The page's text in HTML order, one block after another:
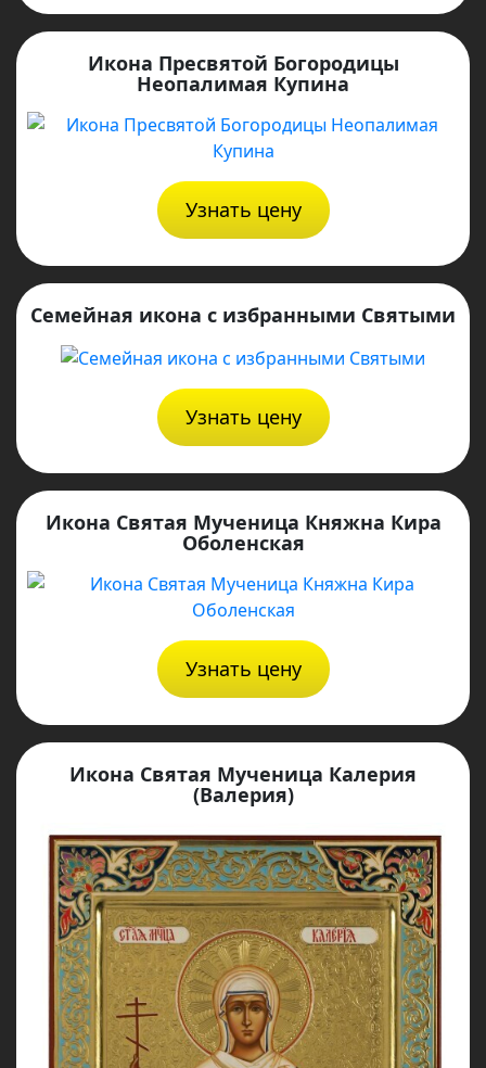
Икона Пресвятой Богородицы
Неопалимая Купина
Узнать цену
Семейная икона с избранными Святыми
Узнать цену
Икона Святая Мученица Княжна Кира
Оболенская
Узнать цену
Икона Святая Мученица Калерия
(Валерия)